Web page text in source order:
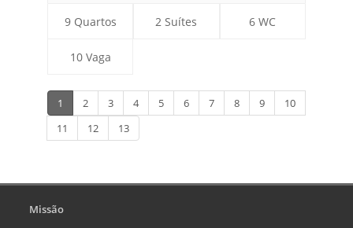
9 Quartos 2 Suítes 6 WC
10 Vaga
1 2 3 4 5 6 7 8 9
10
11
12 13
Missão